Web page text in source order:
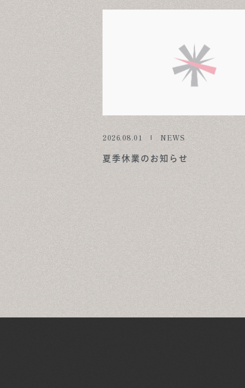
2026.08.01 NEWS
夏季休業のお知らせ